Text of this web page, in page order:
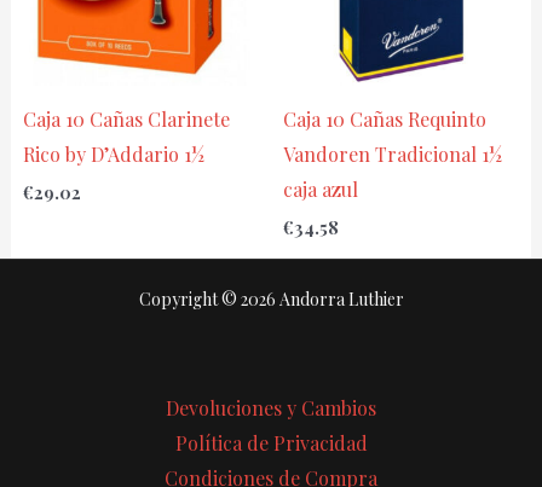
Caja 10 Cañas Clarinete
Rico by D’Addario 1½
€29.02
Caja 10 Cañas Requinto
Vandoren Tradicional 1½
caja azul
€34.58
Copyright © 2026 Andorra Luthier
Devoluciones y Cambios
Política de Privacidad
Condiciones de Compra